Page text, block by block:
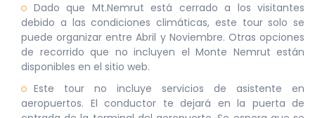
Dado que Mt.Nemrut está cerrado a los visitantes
debido a las condiciones climáticas, este tour solo se
puede organizar entre Abril y Noviembre. Otras opciones
de recorrido que no incluyen el Monte Nemrut están
disponibles en el sitio web.
Este tour no incluye servicios de asistente en
aeropuertos. El conductor te dejará en la puerta de